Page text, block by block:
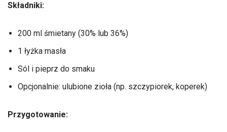
Składniki:
200 ml śmietany (30% lub 36%)
1 łyżka masła
Sól i pieprz do smaku
Opcjonalnie: ulubione zioła (np. szczypiorek, koperek)
Przygotowanie: